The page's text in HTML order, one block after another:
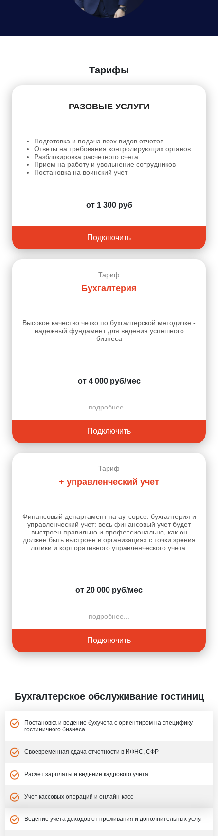
Тарифы
РАЗОВЫЕ УСЛУГИ
Подготовка и подача всех видов отчетов
Ответы на требования контролирующих органов
Разблокировка расчетного счета
Прием на работу и увольнение сотрудников
Постановка на воинский учет
от 1 300 руб
Подключить
Тариф
Бухгалтерия
Высокое качество четко по бухгалтерской методичке -
надежный фундамент для ведения успешного
бизнеса
от 4 000 руб/мес
подробнее...
Подключить
Тариф
+ управленческий учет
Финансовый департамент на аутсорсе: бухгалтерия и
управленческий учет: весь финансовый учет будет
выстроен правильно и профессионально, как он
должен быть выстроен в организациях с точки зрения
логики и корпоративного управленческого учета.
от 20 000 руб/мес
подробнее...
Подключить
Бухгалтерское обслуживание гостиниц
Постановка и ведение бухучета с ориентиром на специфику
гостиничного бизнеса
Своевременная сдача отчетности в ИФНС, СФР
Расчет зарплаты и ведение кадрового учета
Учет кассовых операций и онлайн-касс
Ведение учета доходов от проживания и дополнительных услуг
Согласие на обработку персональных данных